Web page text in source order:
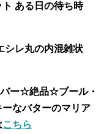
ある日の待ち時
シレ丸の内混雑状
バー☆絶品☆ブール・
なバターのマリア
こちら